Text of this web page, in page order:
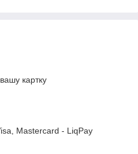
картку
Mastercard - LiqPay